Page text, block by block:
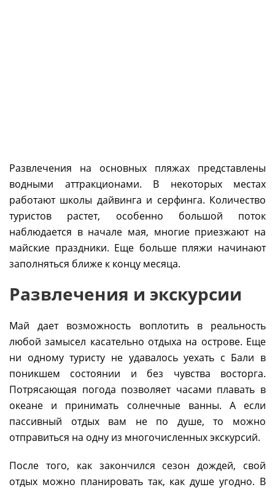
Развлечения на основных пляжах представлены
водными аттракционами. В некоторых местах
работают школы дайвинга и серфинга. Количество
туристов растет, особенно большой поток
наблюдается в начале мая, многие приезжают на
майские праздники. Еще больше пляжи начинают
заполняться ближе к концу месяца.
Развлечения и экскурсии
Май дает возможность воплотить в реальность
любой замысел касательно отдыха на острове. Еще
ни одному туристу не удавалось уехать с Бали в
поникшем состоянии и без чувства восторга.
Потрясающая погода позволяет часами плавать в
океане и принимать солнечные ванны. А если
пассивный отдых вам не по душе, то можно
отправиться на одну из многочисленных экскурсий.
После того, как закончился сезон дождей, свой
отдых можно планировать так, как душе угодно. В